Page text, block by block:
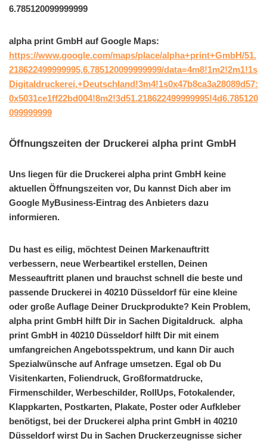
6.785120099999999
alpha print GmbH auf Google Maps:
https://www.google.com/maps/place/alpha+print+GmbH/51.
218622499999995,6.785120099999999/data=4m8!1m2!2m1!1s
Digitaldruckerei,+Deutschland!3m4!1s0x47b8ca3a28089d57:
0x5031ce1ff22bd004!8m2!3d51.218622499999995!4d6.785120
099999999
Öffnungszeiten der Druckerei alpha print GmbH
Uns liegen für die Druckerei alpha print GmbH keine
aktuellen Öffnungszeiten vor, Du kannst Dich aber im
Google MyBusiness-Eintrag des Anbieters dazu
informieren.
Du hast es eilig, möchtest Deinen Markenauftritt
verbessern, neue Werbeartikel erstellen, Deinen
Messeauftritt planen und brauchst schnell die beste und
passende Druckerei in 40210 Düsseldorf für eine kleine
oder große Auflage Deiner Druckprodukte? Kein Problem,
alpha print GmbH hilft Dir in Sachen Digitaldruck. alpha
print GmbH in 40210 Düsseldorf hilft Dir mit einem
umfangreichen Angebotsspektrum, und kann Dir auch
Spezialwünsche auf Anfrage umsetzen. Egal ob Du
Visitenkarten, Foliendruck, Großformatdrucke,
Firmenschilder, Werbeschilder, RollUps, Fotokalender,
Klappkarten, Postkarten, Plakate, Poster oder Aufkleber
benötigst, bei der Druckerei alpha print GmbH in 40210
Düsseldorf wirst Du in Sachen Druckerzeugnisse sicher